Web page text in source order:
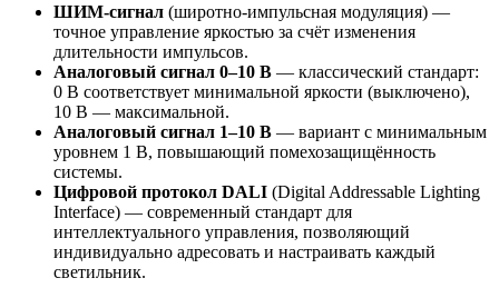
ШИМ‑сигнал (широтно‑импульсная модуляция) —
точное управление яркостью за счёт изменения
длительности импульсов.
Аналоговый сигнал 0–10 В — классический стандарт:
0 В соответствует минимальной яркости (выключено),
10 В — максимальной.
Аналоговый сигнал 1–10 В — вариант с минимальным
уровнем 1 В, повышающий помехозащищённость
системы.
Цифровой протокол DALI (Digital Addressable Lighting
Interface) — современный стандарт для
интеллектуального управления, позволяющий
индивидуально адресовать и настраивать каждый
светильник.